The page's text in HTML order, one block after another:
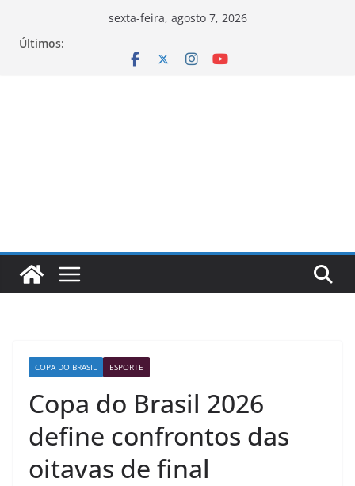
sexta-feira, agosto 7, 2026
Últimos:
COPA DO BRASIL ESPORTE
Copa do Brasil 2026
define confrontos das
oitavas de final